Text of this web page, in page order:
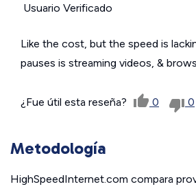
Usuario Verificado
Like the cost, but the speed is
pauses is streaming videos, &
¿Fue útil esta reseña? 0 0
Metodología
HighSpeedInternet.com compara